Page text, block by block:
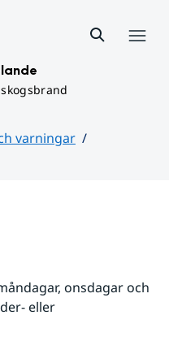
varningar
onsdagar och
eller